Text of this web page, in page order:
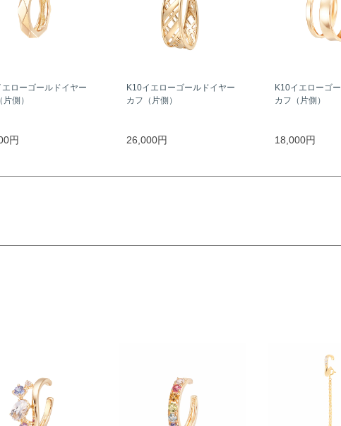
エローゴールドイヤー
側）
円
K10イエローゴールドイヤー
カフ（片側）
26,000円
K10イエローゴ
カフ（片側）
18,000円